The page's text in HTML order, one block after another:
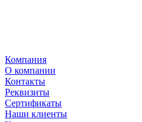
Компания
О компании
Контакты
Реквизиты
Сертификаты
Наши клиенты